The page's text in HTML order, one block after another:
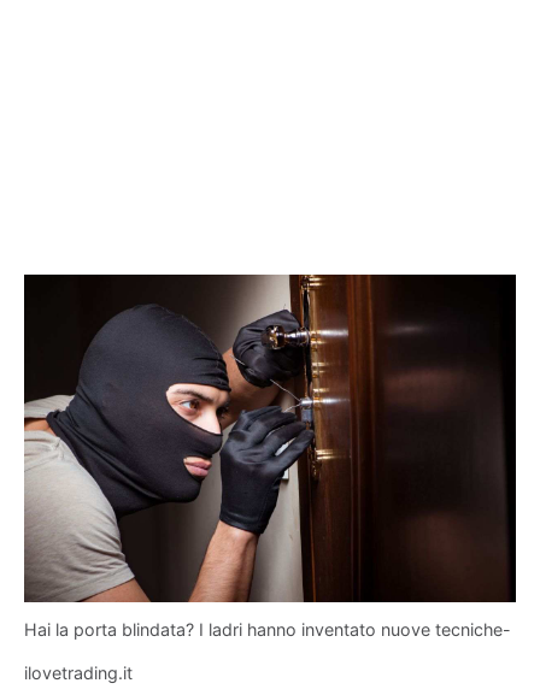
Hai la porta blindata? I ladri hanno inventato nuove tecniche-
ilovetrading.it